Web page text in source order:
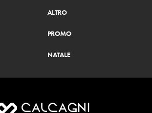
ALTRO
PROMO
NATALE